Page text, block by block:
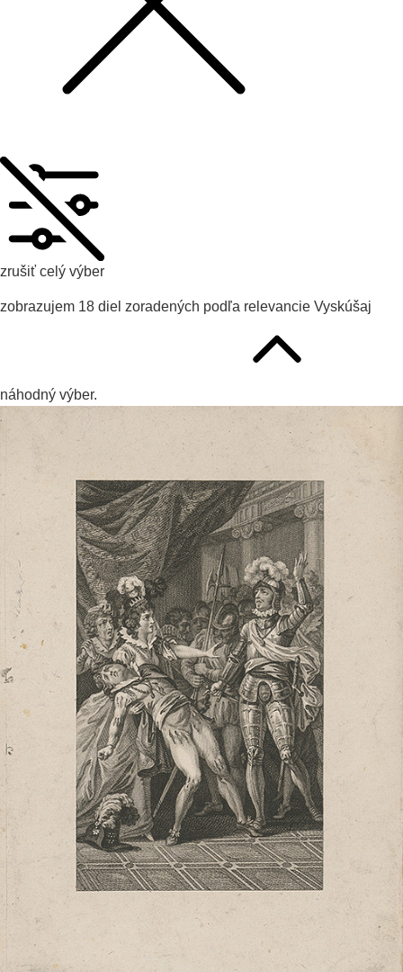
zrušiť celý výber
zobrazujem 18 diel zoradených podľa relevancie Vyskúšaj
náhodný výber.